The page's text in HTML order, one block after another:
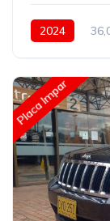
2024
Placa Impar